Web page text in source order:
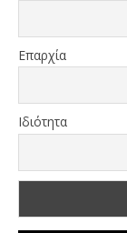
Επαρχία
Ιδιότητα